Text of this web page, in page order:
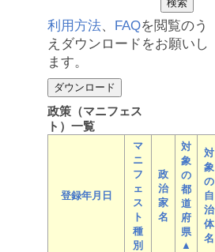
利用方法、 FAQを閲覧のう
えダウンロードをお願いし
ます。
政策（マニフェス
ト）一覧
登録年月日
マ
ニ
フ
ェ
ス
ト
種
別
政
治
家
名
対
象
の
都
道
府
県
▲
対
象
の
自
治
体
名